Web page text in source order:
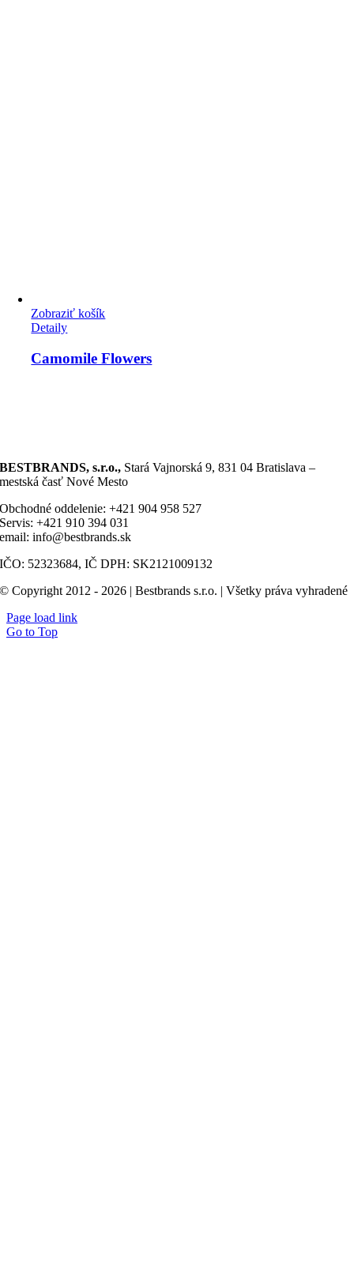
Zobraziť košík
Detaily
Camomile Flowers
BESTBRANDS, s.r.o., Stará Vajnorská 9, 831 04 Bratislava –
mestská časť Nové Mesto
Obchodné oddelenie: +421 904 958 527
Servis: +421 910 394 031
email: info@bestbrands.sk
IČO: 52323684, IČ DPH: SK2121009132
© Copyright 2012 - 2026 | Bestbrands s.r.o. | Všetky práva vyhradené
Page load link
Go to Top